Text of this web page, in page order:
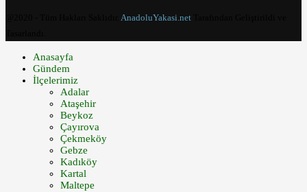
AnadoluYakasi.net
Anasayfa
Gündem
İlçelerimiz
Adalar
Ataşehir
Beykoz
Çayırova
Çekmeköy
Gebze
Kadıköy
Kartal
Maltepe